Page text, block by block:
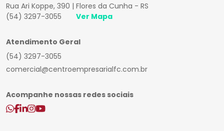
Rua Ari Koppe, 390 | Flores da Cunha - RS
(54) 3297-3055
Ver Mapa
Atendimento Geral
(54) 3297-3055
comercial@centroempresarialfc.com.br
Acompanhe nossas redes sociais